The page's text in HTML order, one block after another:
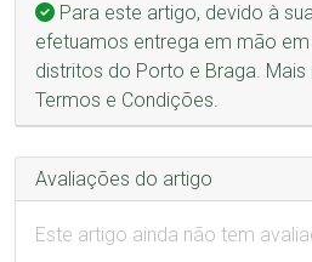
Para este artigo, devido à
efetuamos entrega em mão
distritos do Porto e Braga.
Termos e Condições.
Avaliações do artigo
Este artigo ainda não tem